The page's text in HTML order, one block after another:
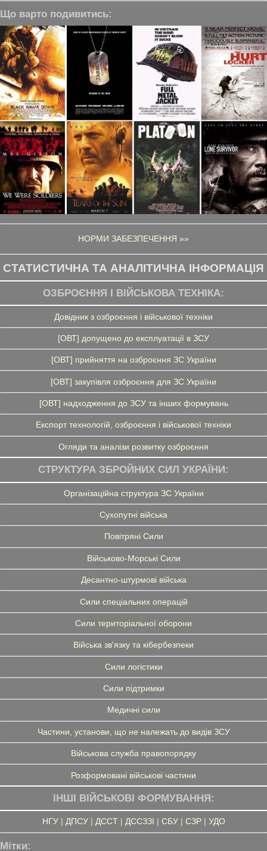
Що варто подивитись:
НОРМИ ЗАБЕЗПЕЧЕННЯ »»
СТАТИСТИЧНА ТА АНАЛІТИЧНА ІНФОРМАЦІЯ
ОЗБРОЄННЯ І ВІЙСЬКОВА ТЕХНІКА:
Довідник з озброєння і військової техніки
[ОВТ] допущено до експлуатації в ЗСУ
[ОВТ] прийняття на озброєння ЗС України
[ОВТ] закупівля озброєння для ЗС України
[ОВТ] надходження до ЗСУ та інших формувань
Експорт технологій, озброєння і військової техніки
Огляди та аналізи розвитку озброєння
СТРУКТУРА ЗБРОЙНИХ СИЛ УКРАЇНИ:
Організаційна структура ЗС України
Сухопутні війська
Повітряні Сили
Військово-Морські Сили
Десантно-штурмові війська
Сили спеціальних операцій
Сили територіальної оборони
Війська зв'язку та кібербезпеки
Сили логістики
Сили підтримки
Медичні сили
Частини, установи, що не належать до видів ЗСУ
Військова служба правопорядку
Розформовані військові частини
ІНШІ ВІЙСЬКОВІ ФОРМУВАННЯ:
НГУ| ДПСУ| ДССТ| ДССЗЗІ | СБУ| СЗР| УДО
Мітки: